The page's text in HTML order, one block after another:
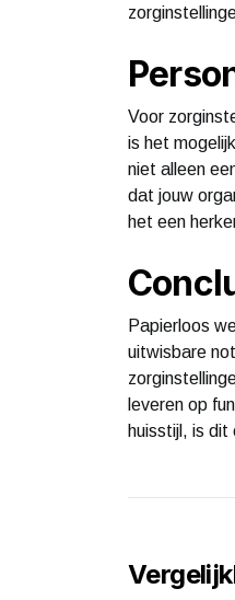
Voor
is het
niet alleen
dat jouw
het een
Papierloos
uitwisbare
leveren op
huisstijl, is